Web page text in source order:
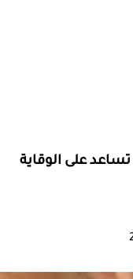
الرجال.. 5 أطعمة تساعد على الوقاية